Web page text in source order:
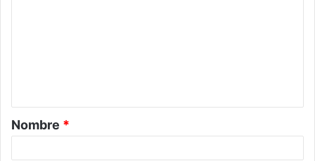
a
r
Nombre *